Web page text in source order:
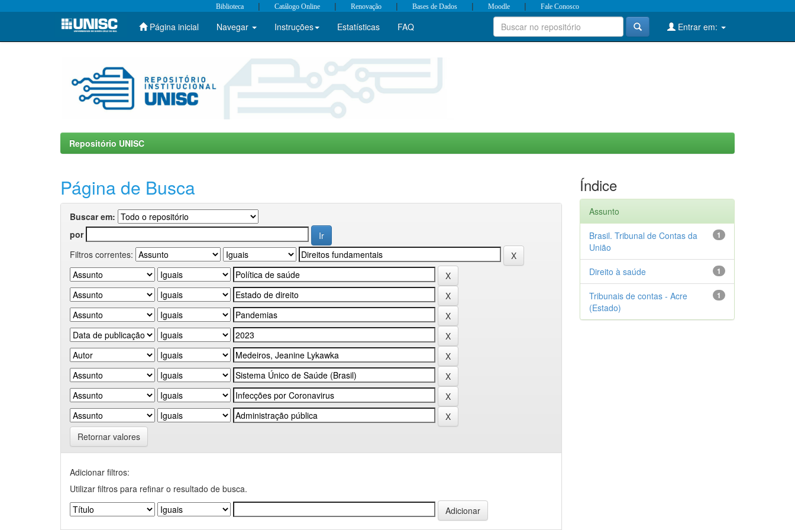
Skip
Biblioteca | Catálogo Online | Renovação | Bases de Dados | Moodle | Fale Conosco
Página inicial Navegar Instruções Estatísticas FAQ Entrar em:
Repositório UNISC
Página de Busca
Buscar em:
por
Filtros correntes:
Retornar valores
Adicionar filtros:
Utilizar filtros para refinar o resultado de busca.
Índice
Assunto
1
Brasil. Tribunal de Contas da
União
1
Direito à saúde
1
Tribunais de contas - Acre
(Estado)